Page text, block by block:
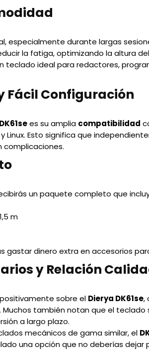
especialmente durante largas
la fatiga, optimizando la altura
teclado ideal para redactores,
Configuración
es su amplia compatibilidad
y Linux. Esto significa que
un paquete completo que
m
gastar dinero extra en accesorios
y Relación
sobre el Dierya DK61se,
también notan que el
a largo plazo.
mecánicos de gama similar, el
una opción que no deberías dejar